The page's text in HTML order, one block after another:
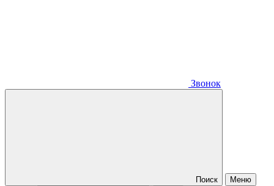
Звонок
Поиск Меню